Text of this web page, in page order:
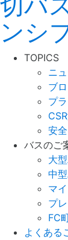
TOPICS
ニ
ブ
プ
安
バスのご
大
中
マ
プ
FC
よくある